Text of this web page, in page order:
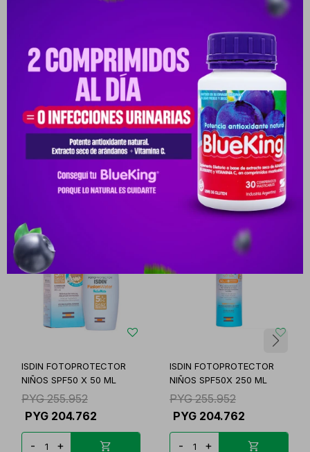
ISDIN FOTOPROTECTOR GEL CREAM SPF 50+ TODO TIPO
Este artículo está agotado.
Productos que te pueden interesar
ISDIN FOTOPROTECTOR
NIÑOS SPF50 X 50 ML
PYG 255.952
PYG 204.762
- +
ISDIN FOTOPROTECTOR
NIÑOS SPF50X 250 ML
PYG 255.952
PYG 204.762
- +